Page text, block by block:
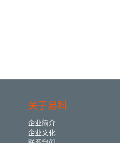
关于易科
企业简介
企业文化